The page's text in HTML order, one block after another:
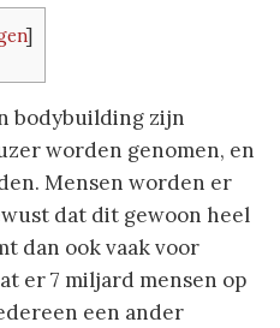
]
bodybuilding zijn
worden genomen, en
Mensen worden er
dat dit gewoon heel
dan ook vaak voor
er 7 miljard mensen op
een ander